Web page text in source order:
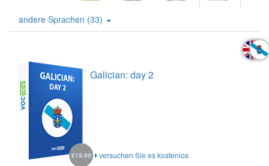
andere Sprachen (33)
Galician: day 2
versuchen Sie es kostenlos
€19.99